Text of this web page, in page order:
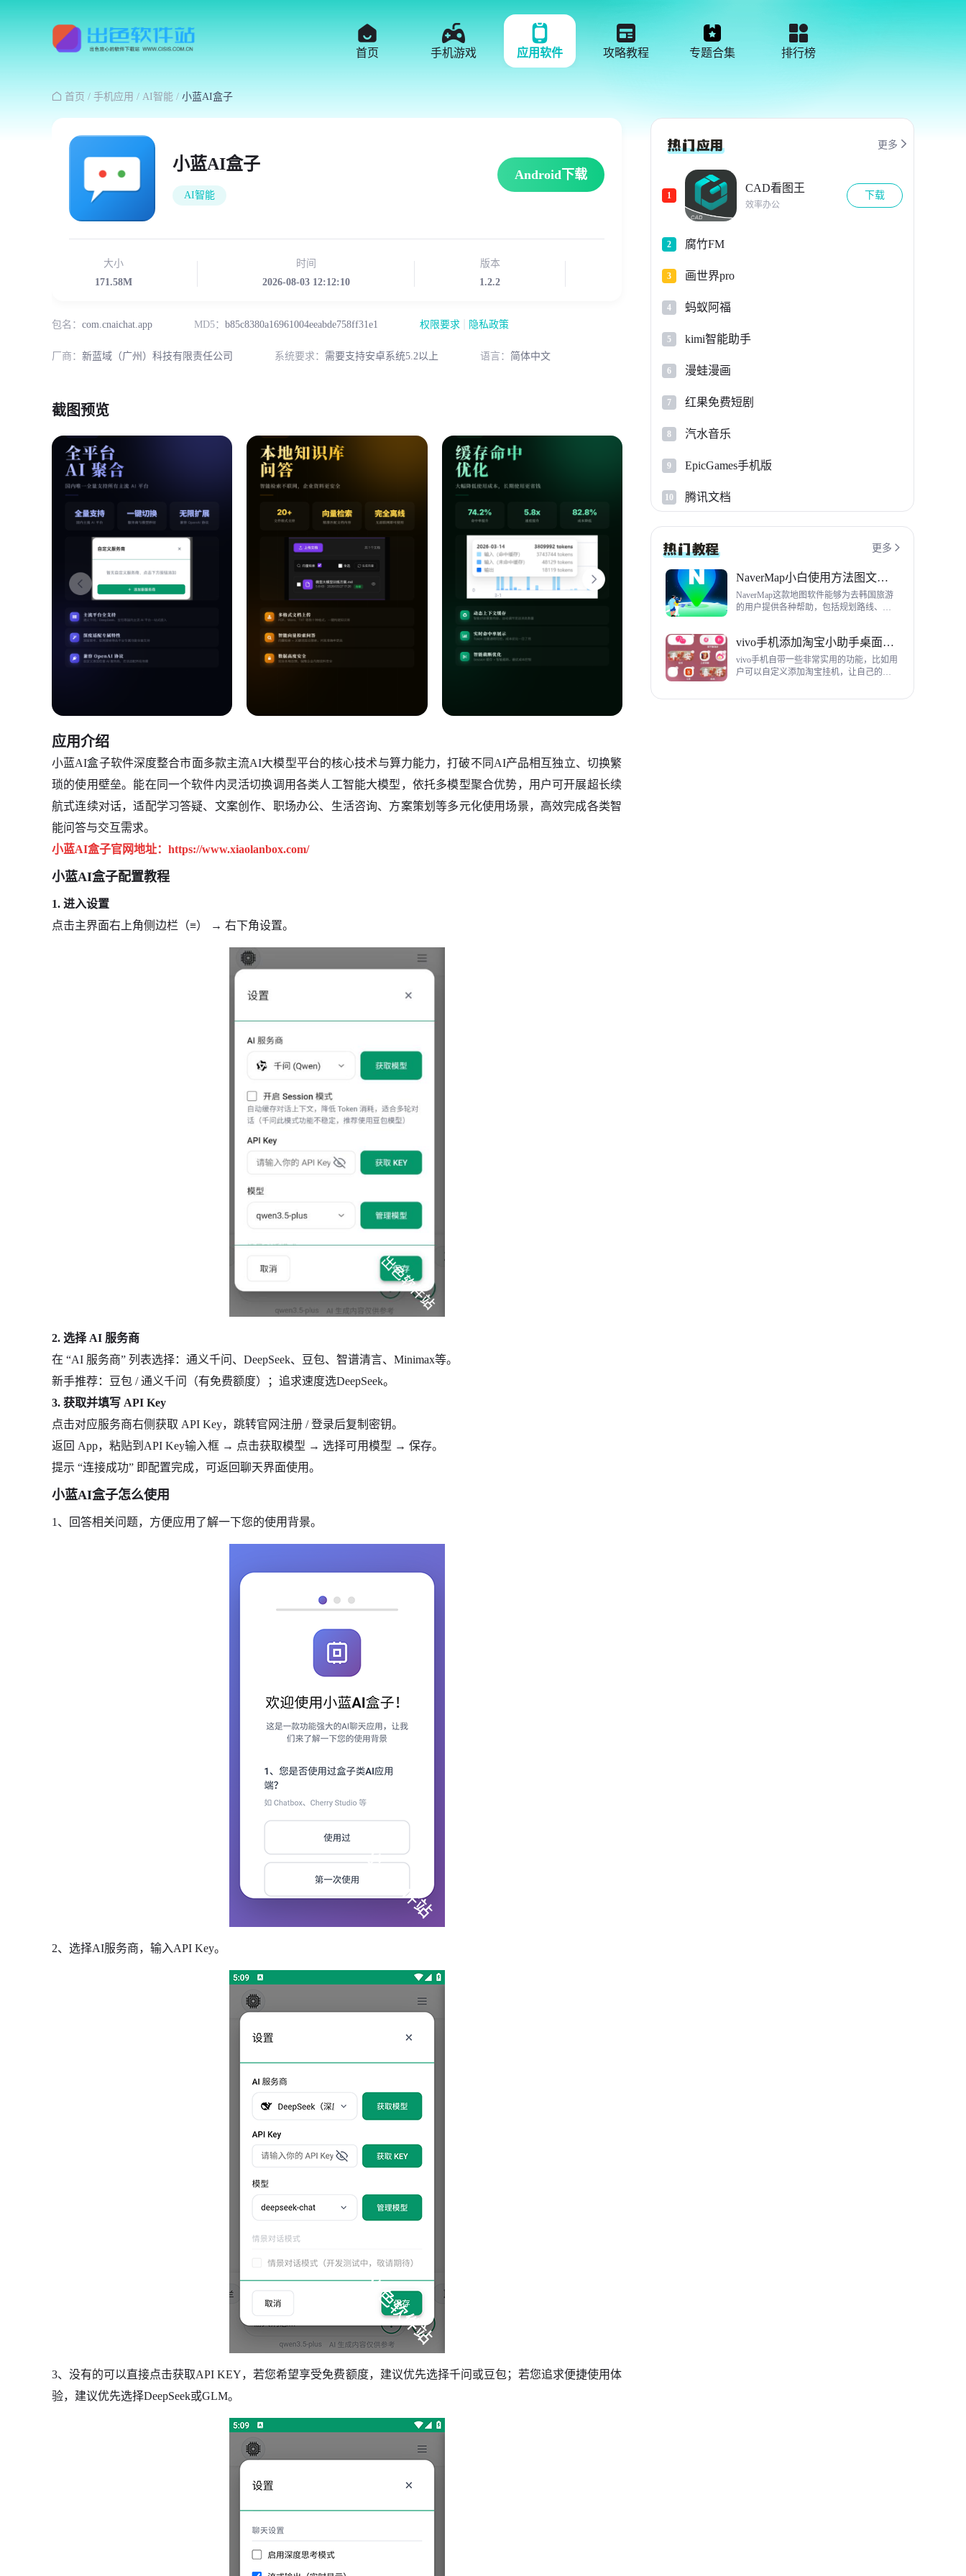
首页 手机游戏 应用软件 攻略教程 专题合集 排行榜
 首页 / 手机应用 / AI智能 / 小蓝AI盒子
小蓝AI盒子
AI智能
Android下载
大小
171.58M
时间
2026-08-03 12:12:10
版本
1.2.2
包名： com.cnaichat.app MD5： b85c8380a16961004eeabde758ff31e1 权限要求 隐私政策
厂商： 新蓝域（广州）科技有限责任公司 系统要求： 需要支持安卓系统5.2以上 语言： 简体中文
截图预览
应用介绍
小蓝AI盒子软件深度整合市面多款主流AI大模型平台的核心技术与算力能力，打破不同AI产品相互独立、切换繁
琐的使用壁垒。能在同一个软件内灵活切换调用各类人工智能大模型，依托多模型聚合优势，用户可开展超长续
航式连续对话，适配学习答疑、文案创作、职场办公、生活咨询、方案策划等多元化使用场景，高效完成各类智
能问答与交互需求。
小蓝AI盒子官网地址：https://www.xiaolanbox.com/
小蓝AI盒子配置教程
1. 进入设置
点击主界面右上角侧边栏（≡） → 右下角设置。
2. 选择 AI 服务商
在 “AI 服务商” 列表选择：通义千问、DeepSeek、豆包、智谱清言、Minimax等。
新手推荐：豆包 / 通义千问（有免费额度）；追求速度选DeepSeek。
3. 获取并填写 API Key
点击对应服务商右侧获取 API Key，跳转官网注册 / 登录后复制密钥。
返回 App，粘贴到API Key输入框 → 点击获取模型 → 选择可用模型 → 保存。
提示 “连接成功” 即配置完成，可返回聊天界面使用。
小蓝AI盒子怎么使用
1、回答相关问题，方便应用了解一下您的使用背景。
2、选择AI服务商，输入API Key。
3、没有的可以直接点击获取API KEY，若您希望享受免费额度，建议优先选择千问或豆包；若您追求便捷使用体
验，建议优先选择DeepSeek或GLM。
更多 
1
CAD看图王
效率办公
下载
2 腐竹FM
3 画世界pro
4 蚂蚁阿福
5 kimi智能助手
6 漫蛙漫画
7 红果免费短剧
8 汽水音乐
9 EpicGames手机版
10 腾讯文档
更多 
NaverMap小白使用方法图文教程
NaverMap这款地图软件能够为去韩国旅游
的用户提供各种帮助，包括规划路线、导
教程，希望对各位有帮助。
vivo手机添加淘宝小助手桌面挂件方法
vivo手机自带一些非常实用的功能，比如用
户可以自定义添加淘宝挂机，让自己的购
相当方便，下面为大家带来添加淘宝小助